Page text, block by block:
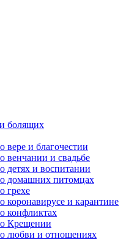
болящих
и благочестии
венчании и свадьбе
детях и воспитании
домашних питомцах
грехе
и карантине
конфликтах
Крещении
любви и отношениях